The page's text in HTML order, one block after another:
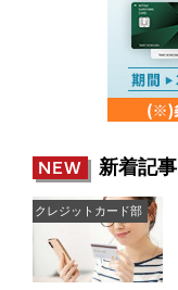
NEW 新着記事
クレジットカード部